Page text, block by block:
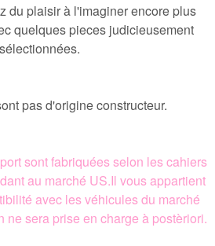
du plaisir à l'imaginer encore plus
quelques pieces judicieusement
sélectionnées.
pas d'origine constructeur.
sont fabriquées selon les cahiers
au marché US.Il vous appartient
avec les véhicules du marché
ne sera prise en charge à postèriori.